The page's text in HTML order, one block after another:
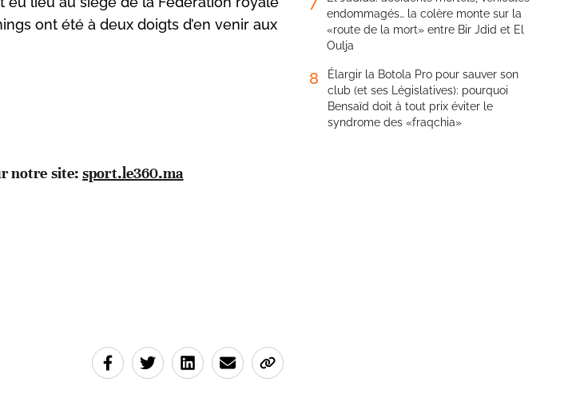
ont été à deux doigts d’en venir aux
notre site:sport.le360.ma
endommagés… la colère monte sur la
«route de la mort» entre Bir Jdid et El
Oulja
8
Élargir la Botola Pro pour sauver son
club (et ses Législatives): pourquoi
Bensaïd doit à tout prix éviter le
syndrome des «fraqchia»